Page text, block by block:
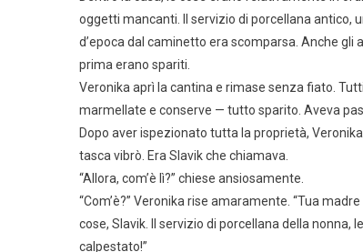
oggetti mancanti. Il servizio di porcellana antico,
d’epoca dal caminetto era scomparsa. Anche
prima erano spariti.
Veronika aprì la cantina e rimase senza fiato.
marmellate e conserve — tutto sparito. Aveva
Dopo aver ispezionato tutta la proprietà,
tasca vibrò. Era Slavik che chiamava.
“Allora, com’è lì?” chiese ansiosamente.
“Com’è?” Veronika rise amaramente. “Tua
cose, Slavik. Il servizio di porcellana della
calpestato!”